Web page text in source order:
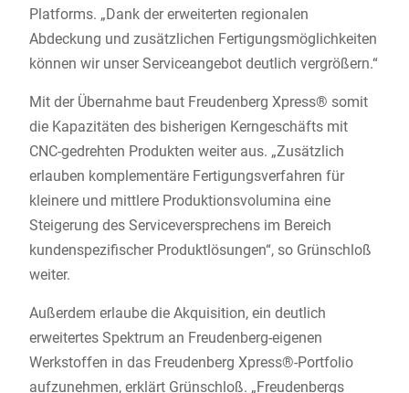
Platforms. „Dank der erweiterten regionalen
Abdeckung und zusätzlichen Fertigungsmöglichkeiten
können wir unser Serviceangebot deutlich vergrößern.“
Mit der Übernahme baut Freudenberg Xpress® somit
die Kapazitäten des bisherigen Kerngeschäfts mit
CNC-gedrehten Produkten weiter aus. „Zusätzlich
erlauben komplementäre Fertigungsverfahren für
kleinere und mittlere Produktionsvolumina eine
Steigerung des Serviceversprechens im Bereich
kundenspezifischer Produktlösungen“, so Grünschloß
weiter.
Außerdem erlaube die Akquisition, ein deutlich
erweitertes Spektrum an Freudenberg-eigenen
Werkstoffen in das Freudenberg Xpress®-Portfolio
aufzunehmen, erklärt Grünschloß. „Freudenbergs